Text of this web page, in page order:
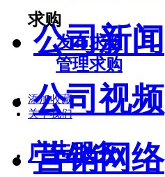
求购
发布求购
管理求购
添加收藏
关于我们
广告服务
公司新闻
公司视频
营销网络